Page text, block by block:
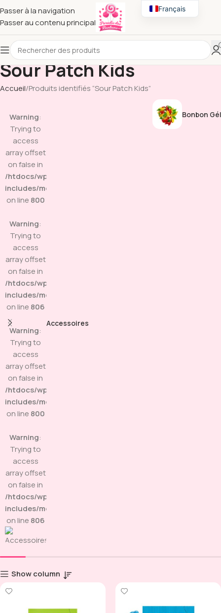
Passer à la navigation
Passer au contenu principal
Sour Patch Kids
Accueil Produits identifiés “Sour Patch Kids”
Warning:
Trying to
access
array offset
on false in
/htdocs/wp-
includes/media.php
on line 800
Warning:
Trying to
access
array offset
on false in
/htdocs/wp-
includes/media.php
on line 806
Warning:
Trying to
access
array offset
on false in
/htdocs/wp-
includes/media.php
on line 800
Warning:
Trying to
access
array offset
on false in
/htdocs/wp-
includes/media.php
on line 806
Accessoires
Bonbon
Show column
Français